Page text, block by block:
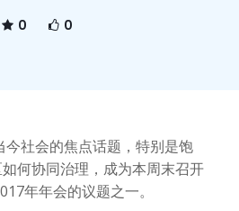
0 0
社会的焦点话题，特别是饱
何协同治理，成为本周末召开
年年会的议题之一。